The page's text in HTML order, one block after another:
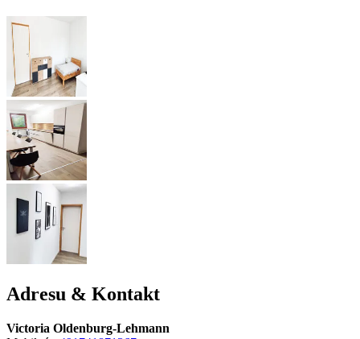
Adresu & Kontakt
Victoria Oldenburg-Lehmann